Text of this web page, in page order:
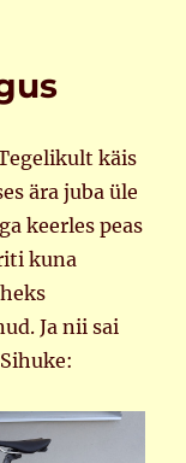
käis
ära juba üle
keerles peas
kuna
Ja nii sai